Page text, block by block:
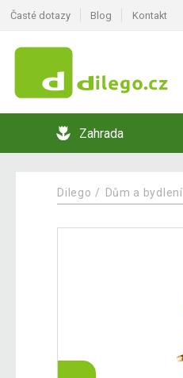
Časté dotazy Blog Kontakt
Zahrada
Dilego Dům a bydlení